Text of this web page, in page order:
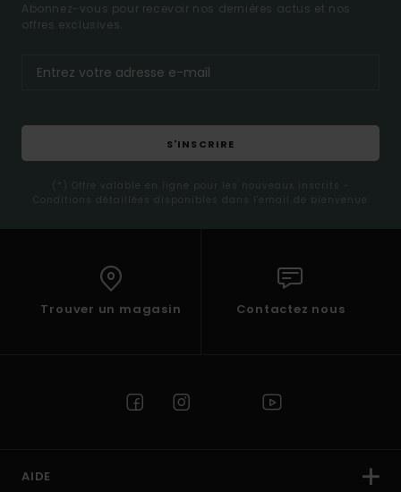
Abonnez-vous pour recevoir nos dernières actus et nos
offres exclusives.
S'INSCRIRE
(*) Offre valable en ligne pour les nouveaux inscrits -
Conditions détaillées disponibles dans l'email de bienvenue
Trouver un magasin Contactez nous
AIDE